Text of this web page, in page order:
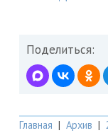
Поделиться:
Главная | Архив |